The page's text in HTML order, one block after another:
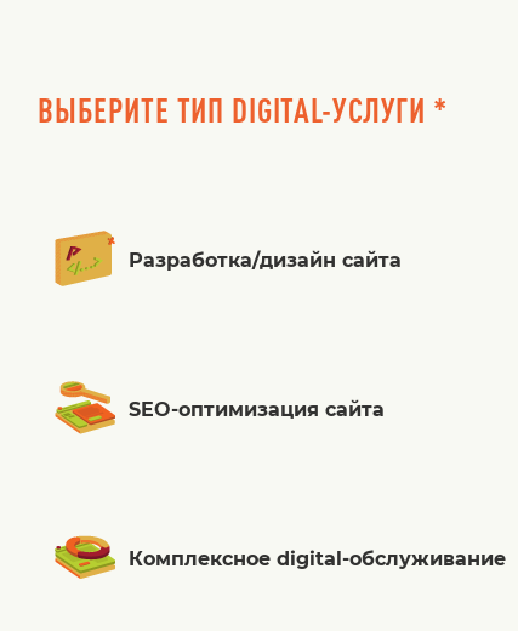
ВЫБЕРИТЕ ТИП DIGITAL-УСЛУГИ *
Разработка/дизайн сайта
SEO-оптимизация сайта
Комплексное digital-обслуживание